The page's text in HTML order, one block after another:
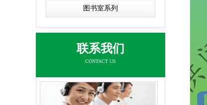
图书室系列
联系我们
CONTACT US